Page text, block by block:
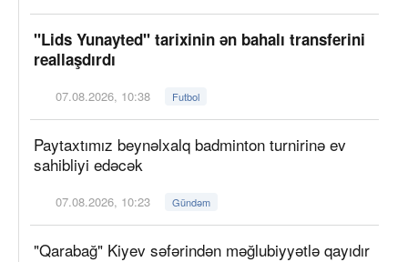
"Lids Yunayted" tarixinin ən bahalı transferini
reallaşdırdı
07.08.2026, 10:38 Futbol
Paytaxtımız beynəlxalq badminton turnirinə ev
sahibliyi edəcək
07.08.2026, 10:23 Gündəm
"Qarabağ" Kiyev səfərindən məğlubiyyətlə qayıdır